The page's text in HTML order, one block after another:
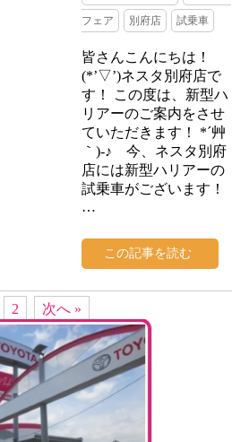
フェア 別府店 試乗車
皆さんこんにちは！
(*’▽’)ネスタ別府店で
す！ この度は、新型ハ
リアーのご案内をさせ
ていただきます！ *´艸
｀)-♪ 今、ネスタ別府
店には新型ハリアーの
試乗車がございます！
…
この記事を読む
2 次へ »